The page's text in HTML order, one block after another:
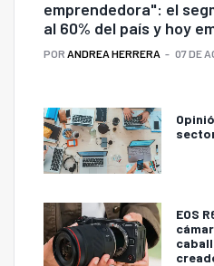
emprendedora": el
al 60% del país y hoy
POR ANDREA HERRERA 07 DE
EOS